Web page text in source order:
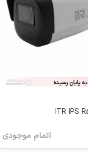
به پایان رسیده
اتمام موجودی